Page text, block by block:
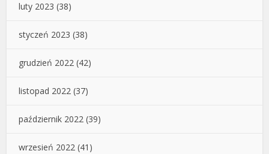
luty 2023 (38)
styczeń 2023 (38)
grudzień 2022 (42)
listopad 2022 (37)
październik 2022 (39)
wrzesień 2022 (41)